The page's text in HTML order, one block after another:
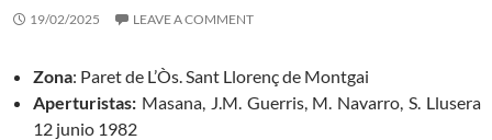
19/02/2025 LEAVE A COMMENT
Zona: Paret de L’Òs. Sant Llorenç de Montgai
Aperturistas: Masana, J.M. Guerris, M. Navarro, S. Llusera
12 junio 1982